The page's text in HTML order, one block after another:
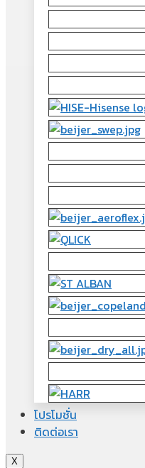
โปรโมชั่น
ติดต่อเรา
X